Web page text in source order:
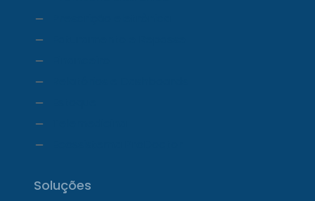
Soluções